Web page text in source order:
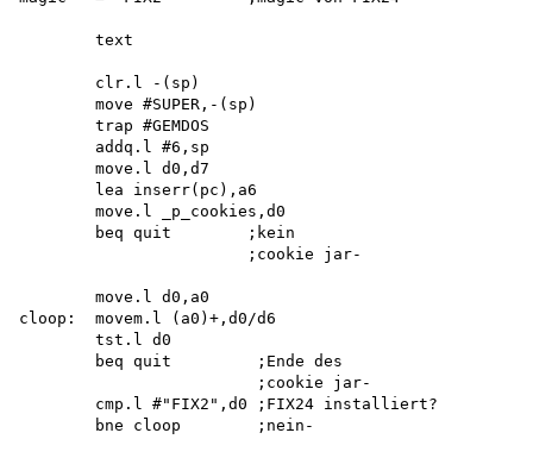
        text
        clr.l -(sp)
        move #SUPER,-(sp)
        trap #GEMDOS
        addq.l #6,sp
        move.l d0,d7
        lea inserr(pc),a6
        move.l _p_cookies,d0
        beq quit        ;kein
                        ;cookie jar-
        move.l d0,a0
cloop:  movem.l (a0)+,d0/d6
        tst.l d0
        beq quit         ;Ende des
                         ;cookie jar-
        cmp.l #"FIX2",d0 ;FIX24 installiert?
        bne cloop        ;nein-